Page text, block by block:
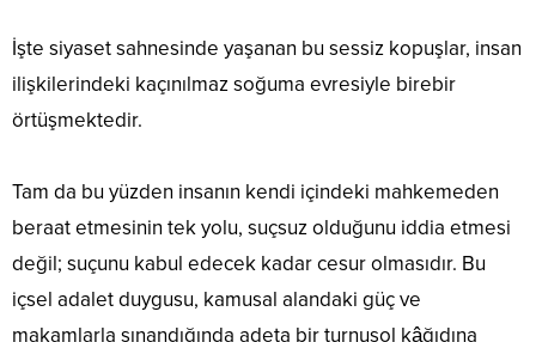
İşte siyaset sahnesinde yaşanan bu sessiz kopuşlar, insan
ilişkilerindeki kaçınılmaz soğuma evresiyle birebir
örtüşmektedir.
Tam da bu yüzden insanın kendi içindeki mahkemeden
beraat etmesinin tek yolu, suçsuz olduğunu iddia etmesi
değil; suçunu kabul edecek kadar cesur olmasıdır. Bu
içsel adalet duygusu, kamusal alandaki güç ve
makamlarla sınandığında adeta bir turnusol kâğıdına